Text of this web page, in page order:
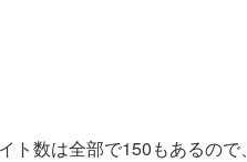
数は全部で150もあるので、